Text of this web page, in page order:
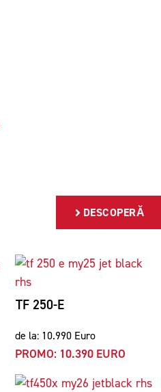
DESCOPERĂ
TF 250-E
de la: 10.990 Euro
PROMO: 10.390 EURO